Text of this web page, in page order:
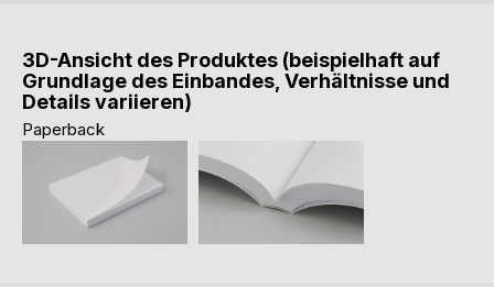
3D-Ansicht des Produktes (beispielhaft auf
Grundlage des Einbandes, Verhältnisse und
Details variieren)
Paperback